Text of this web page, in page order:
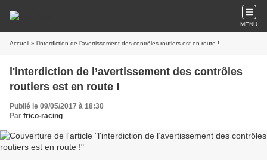
MENU
Accueil » l'interdiction de l’avertissement des contrôles routiers est en route !
l'interdiction de l’avertissement des contrôles
routiers est en route !
Publié le 09/05/2017 à 18:30
Par frico-racing